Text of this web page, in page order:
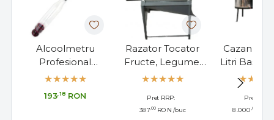
Alcoolmetru
Profesional
Cartier/Lussac 0-
France, 17cm
193,18 RON
Razator Tocator
Fructe, Legume,
Manual 5 Kg
Pret RRP:
387,00 RON /buc
Cazan
Litri
Pret RRP:
8.000,00